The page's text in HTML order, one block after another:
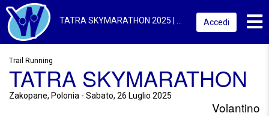
Accedi
Trail Running
TATRA SKYMARATHON
Zakopane, Polonia - Sabato, 26 Luglio 2025
Volantino